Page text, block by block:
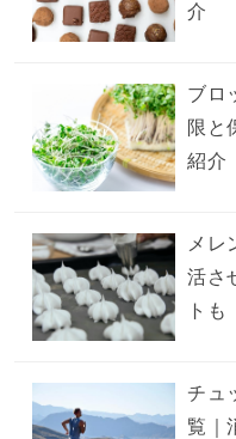
介
ブロ
限と
紹介
メレ
活さ
トも
チュ
覧｜